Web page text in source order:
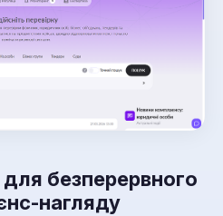
безперервного
нагляду